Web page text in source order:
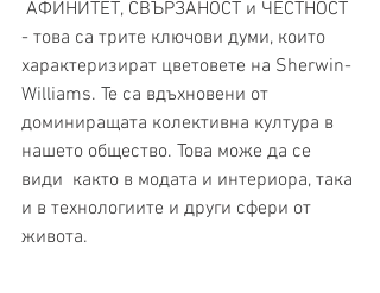
- това са трите ключови думи, които
характеризират цветовете на Sherwin-
Williams. Те са вдъхновени от
доминиращата колективна култура в
нашето общество. Това може да се
види  както в модата и интериора, така
и в технологиите и други сфери от
живота.